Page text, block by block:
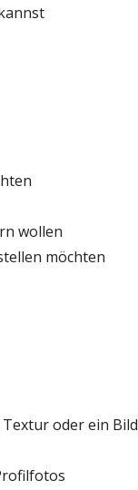
wollen
möchten
oder ein Bild